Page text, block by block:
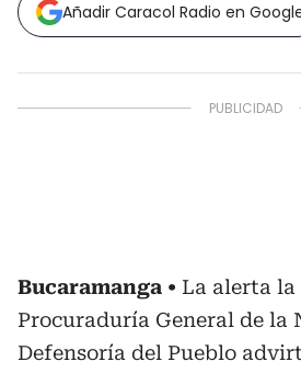
Añadir Caracol Radio en
Bucaramanga
La alerta
Procuraduría General de la
Defensoría del Pueblo